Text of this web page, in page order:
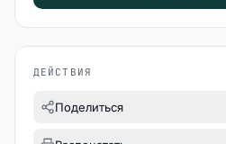
ДЕЙСТВИЯ
Поделиться